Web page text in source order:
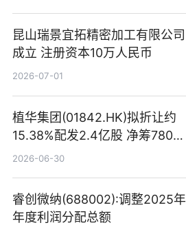
昆山瑞景宜拓精密加工有限公司
成立 注册资本10万人民币
2026-07-01
植华集团(01842.HK)拟折让约
15.38%配发2.4亿股 净筹780万
港元
2026-06-30
睿创微纳(688002):调整2025年
年度利润分配总额